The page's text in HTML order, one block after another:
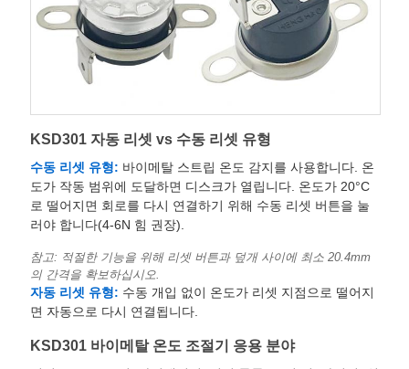
KSD301 자동 리셋 vs 수동 리셋 유형
수동 리셋 유형: 바이메탈 스트립 온도 감지를 사용합니다. 온
도가 작동 범위에 도달하면 디스크가 열립니다. 온도가 20°C
로 떨어지면 회로를 다시 연결하기 위해 수동 리셋 버튼을 눌
러야 합니다(4-6N 힘 권장).
참고: 적절한 기능을 위해 리셋 버튼과 덮개 사이에 최소 20.4mm
의 간격을 확보하십시오.
자동 리셋 유형: 수동 개입 없이 온도가 리셋 지점으로 떨어지
면 자동으로 다시 연결됩니다.
KSD301 바이메탈 온도 조절기 응용 분야